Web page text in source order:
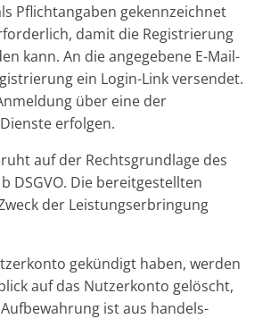
Pflichtangaben gekennzeichnet
damit die Registrierung
kann. An die angegebene E-Mail-
ein Login-Link versendet.
über eine der
erfolgen.
auf der Rechtsgrundlage des
DSGVO. Die bereitgestellten
der Leistungserbringung
gekündigt haben, werden
auf das Nutzerkonto gelöscht,
ist aus handels-